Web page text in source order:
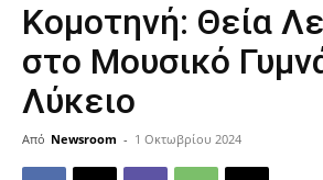
Κομοτηνή: Θεία
στο Μουσικό
Λύκειο
Από Newsroom - 1 Οκτωβρίου 2024